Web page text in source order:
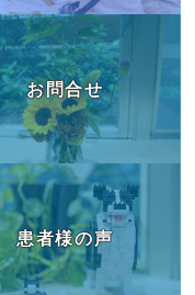
お問合せ
患者様の声